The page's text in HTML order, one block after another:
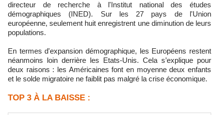
directeur de recherche à l'Institut national des études
démographiques (INED). Sur les 27 pays de l'Union
européenne, seulement huit enregistrent une diminution de leurs
populations.
En termes d'expansion démographique, les Européens restent
néanmoins loin derrière les Etats-Unis. Cela s’explique pour
deux raisons : les Américaines font en moyenne deux enfants
et le solde migratoire ne faiblit pas malgré la crise économique.
TOP 3 À LA BAISSE :